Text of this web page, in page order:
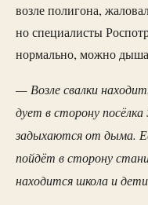
возле полигона,
но специалисты
нормально, можно
— Возле свалки
дует в сторону
задыхаются от дыма.
пойдёт в сторону
находится школа и